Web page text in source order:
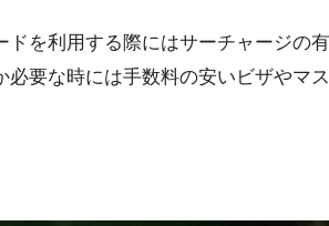
ドを利用する際にはサーチャージの
要な時には手数料の安いビザやマ